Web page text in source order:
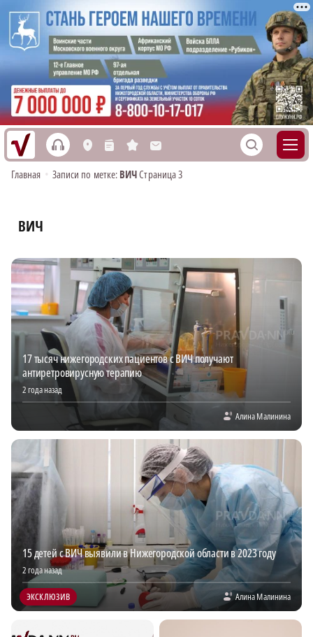
h L n s M S
Главная • Записи по метке: ВИЧСтраница 3
ВИЧ
17 тысяч нижегородских пациентов с ВИЧ получают
антиретровирусную терапию
2 года назад
Алина Малинина
15 детей с ВИЧ выявили в Нижегородской области в 2023 году
2 года назад
ЭКСКЛЮЗИВ Алина Малинина